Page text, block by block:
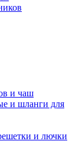
и чаш
и шланги для
и лючки